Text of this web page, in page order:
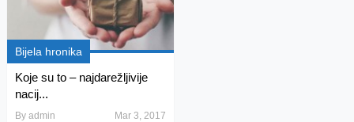
Bijela hronika
Koje su to – najdarežljivije
nacij...
By admin Mar 3, 2017